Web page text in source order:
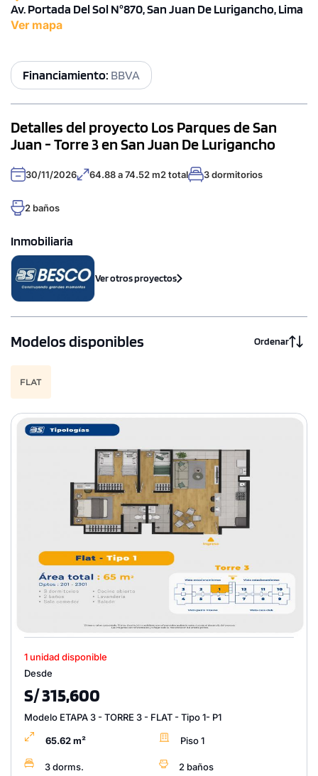
Av. Portada Del Sol N°870, San Juan De Lurigancho, Lima
Ver mapa
Financiamiento: BBVA
Detalles del proyecto Los Parques de San
Juan - Torre 3 en San Juan De Lurigancho
30/11/2026 64.88 a 74.52 m2 total 3 dormitorios
2 baños
Inmobiliaria
Ver otros proyectos
Modelos disponibles Ordenar
FLAT
1 unidad disponible
Desde
S/ 315,600
Modelo ETAPA 3 - TORRE 3 - FLAT - Tipo 1- P1
65.62 m² Piso 1
3 dorms. 2 baños